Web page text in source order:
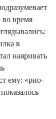
во время
в
наяривать
ему: «рио-